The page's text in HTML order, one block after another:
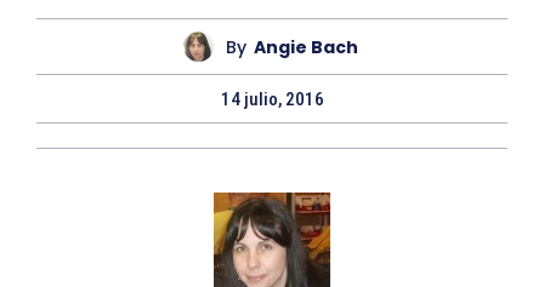
By Angie Bach
14 julio, 2016